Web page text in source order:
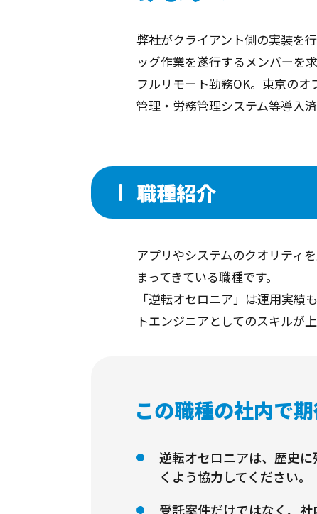
弊社がクライアント側の実装を
ッグ作業を遂行するメンバーを求
フルリモート勤務OK。東京の
管理・労務管理システム等導入
職種紹介
アプリやシステムのクオリティ
まってきている職種です。
「逆転オセロニア」は運用実
トエンジニアとしてのスキルが
この職種の社内で
逆転オセロニアは、歴史
くよう協力してください。
受託案件だけではなく、社